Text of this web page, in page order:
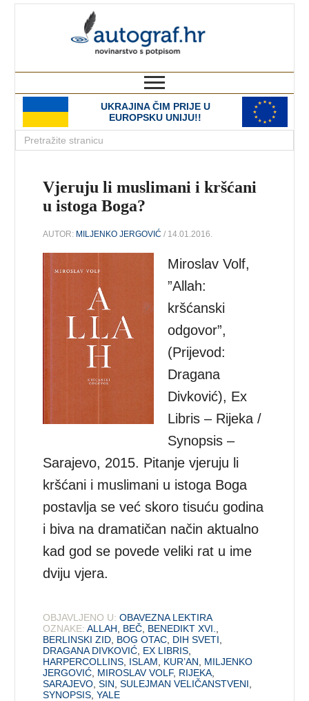
UKRAJINA ČIM PRIJE U
EUROPSKU UNIJU!!
Vjeruju li muslimani i kršćani
u istoga Boga?
AUTOR: MILJENKO JERGOVIĆ / 14.01.2016.
Miroslav Volf,
”Allah:
kršćanski
odgovor”,
(Prijevod:
Dragana
Divković), Ex
Libris – Rijeka /
Synopsis –
Sarajevo, 2015. Pitanje vjeruju li
kršćani i muslimani u istoga Boga
postavlja se već skoro tisuću godina
i biva na dramatičan način aktualno
kad god se povede veliki rat u ime
dviju vjera.
OBJAVLJENO U: OBAVEZNA LEKTIRA
OZNAKE: ALLAH BEČ BENEDIKT XVI.
BERLINSKI ZID BOG OTAC DIH SVETI
DRAGANA DIVKOVIĆ EX LIBRIS
HARPERCOLLINS ISLAM KUR’AN
MILJENKO
JERGOVIĆ MIROSLAV VOLF, RIJEKA
SARAJEVO ,SIN ,SULEJMAN VELIČANSTVENI
SYNOPSIS ,YALE